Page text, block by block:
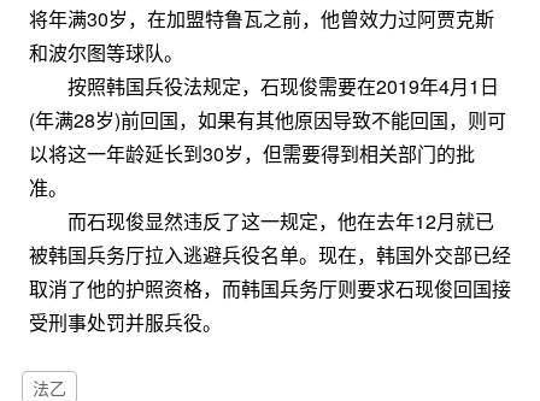
将年满30岁，在加盟特鲁瓦之前，他曾效力过阿贾克斯
和波尔图等球队。
按照韩国兵役法规定，石现俊需要在2019年4月1日
(年满28岁)前回国，如果有其他原因导致不能回国，则可
以将这一年龄延长到30岁，但需要得到相关部门的批
准。
而石现俊显然违反了这一规定，他在去年12月就已
被韩国兵务厅拉入逃避兵役名单。现在，韩国外交部已经
取消了他的护照资格，而韩国兵务厅则要求石现俊回国接
受刑事处罚并服兵役。
法乙